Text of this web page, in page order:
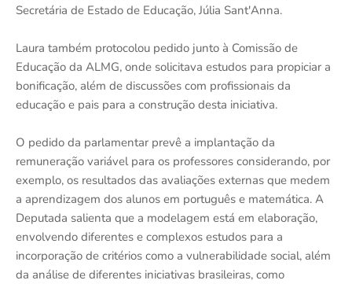
Secretária de Estado de Educação, Júlia Sant'Anna.
Laura também protocolou pedido junto à Comissão de
Educação da ALMG, onde solicitava estudos para propiciar a
bonificação, além de discussões com profissionais da
educação e pais para a construção desta iniciativa.
O pedido da parlamentar prevê a implantação da
remuneração variável para os professores considerando, por
exemplo, os resultados das avaliações externas que medem
a aprendizagem dos alunos em português e matemática. A
Deputada salienta que a modelagem está em elaboração,
envolvendo diferentes e complexos estudos para a
incorporação de critérios como a vulnerabilidade social, além
da análise de diferentes iniciativas brasileiras, como